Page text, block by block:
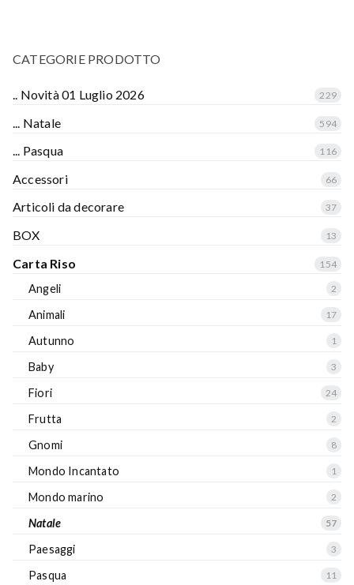
CATEGORIE PRODOTTO
.. Novità 01 Luglio 2026 229
... Natale 594
... Pasqua 116
Accessori 66
Articoli da decorare 37
BOX 13
Carta Riso 154
Angeli 2
Animali 17
Autunno 1
Baby 3
Fiori 24
Frutta 2
Gnomi 8
Mondo Incantato 1
Mondo marino 2
Natale 57
Paesaggi 3
Pasqua 11